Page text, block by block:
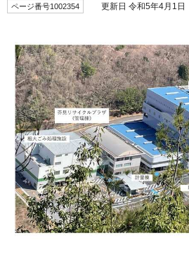
ページ番号1002354 更新日 令和5年4月1日